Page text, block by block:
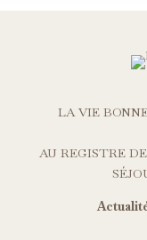
LA VIE
AU REGISTRE